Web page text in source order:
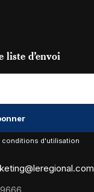
liste d’envoi
conditions d'utilisation